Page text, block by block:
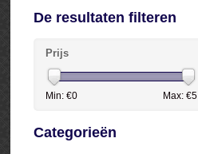
De resultaten filteren
Prijs
Min: €0 Max: €5
Categorieën